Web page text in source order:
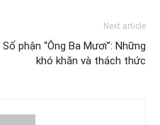
Next article
Số phận “Ông Ba Mươi”: Những
khó khăn và thách thức